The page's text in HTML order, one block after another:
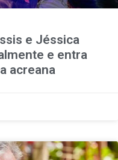
e Jéssica
e entra
acreana